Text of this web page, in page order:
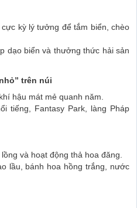
kỳ lý tưởng để tắm biển, chèo
dạo biển và thưởng thức hải sản
trên núi
hậu mát mẻ quanh năm.
tiếng, Fantasy Park, làng Pháp
và hoạt động thả hoa đăng.
lầu, bánh hoa hồng trắng, nước